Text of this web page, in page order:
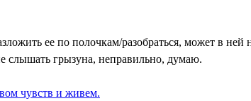
ее по полочкам/разобраться, может в ней
слышать грызуна, неправильно, думаю.
чувств и живем.